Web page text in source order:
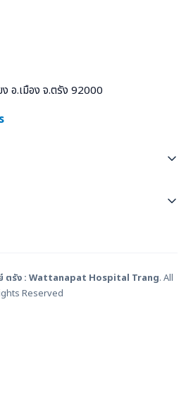
อ.เมือง จ.ตรัง 92000
ตรัง : Wattanapat Hospital Trang. All
Reserved